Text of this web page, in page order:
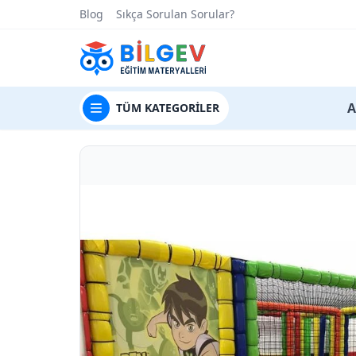
Blog Sıkça Sorulan Sorular?
TÜM KATEGORİLER